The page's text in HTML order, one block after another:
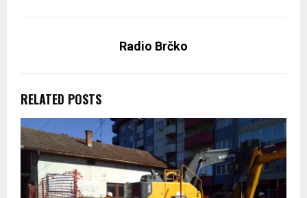
Radio Brčko
RELATED POSTS